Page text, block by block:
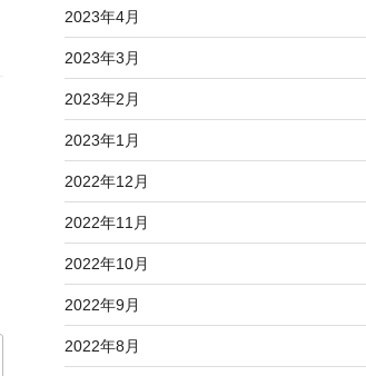
2023年4月
2023年3月
2023年2月
2023年1月
2022年12月
2022年11月
2022年10月
2022年9月
2022年8月